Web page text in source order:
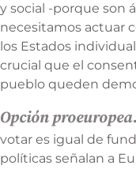
y social -porque son
necesitamos actuar
los Estados
crucial que el
pueblo queden
Opción proeuropea.
votar es igual de
políticas señalan a